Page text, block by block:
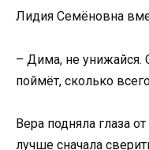
Лидия Семёновна
– Дима, не унижайся.
поймёт, сколько
Вера подняла глаза
лучше сначала